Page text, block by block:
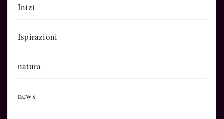
Inizi
Ispirazioni
natura
news